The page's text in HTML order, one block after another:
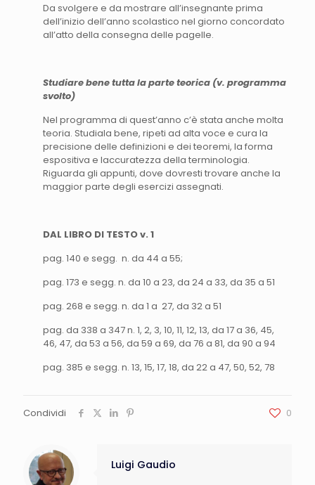
Da svolgere e da mostrare all’insegnante prima
dell’inizio dell’anno scolastico nel giorno concordato
all’atto della consegna delle pagelle.
Studiare bene tutta la parte teorica (v. programma
svolto)
Nel programma di quest’anno c’è stata anche molta
teoria. Studiala bene, ripeti ad alta voce e cura la
precisione delle definizioni e dei teoremi, la forma
espositiva e laccuratezza della terminologia.
Riguarda gli appunti, dove dovresti trovare anche la
maggior parte degli esercizi assegnati.
DAL LIBRO DI TESTO v. 1
pag. 140 e segg. n. da 44 a 55;
pag. 173 e segg. n. da 10 a 23, da 24 a 33, da 35 a 51
pag. 268 e segg. n. da 1 a 27, da 32 a 51
pag. da 338 a 347 n. 1, 2, 3, 10, 11, 12, 13, da 17 a 36, 45,
46, 47, da 53 a 56, da 59 a 69, da 76 a 81, da 90 a 94
pag. 385 e segg. n. 13, 15, 17, 18, da 22 a 47, 50, 52, 78
Condividi 0
Luigi Gaudio